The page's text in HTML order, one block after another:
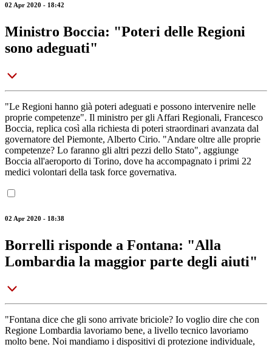
02 Apr 2020 - 18:42
Ministro Boccia: "Poteri delle Regioni
sono adeguati"
"Le Regioni hanno già poteri adeguati e possono intervenire nelle
proprie competenze". Il ministro per gli Affari Regionali, Francesco
Boccia, replica così alla richiesta di poteri straordinari avanzata dal
governatore del Piemonte, Alberto Cirio. "Andare oltre alle proprie
competenze? Lo faranno gli altri pezzi dello Stato", aggiunge
Boccia all'aeroporto di Torino, dove ha accompagnato i primi 22
medici volontari della task force governativa.
02 Apr 2020 - 18:38
Borrelli risponde a Fontana: "Alla
Lombardia la maggior parte degli aiuti"
"Fontana dice che gli sono arrivate briciole? Io voglio dire che con
Regione Lombardia lavoriamo bene, a livello tecnico lavoriamo
molto bene. Noi mandiamo i dispositivi di protezione individuale,